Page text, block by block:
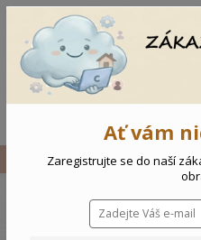
Vše Dětské šaty Růže
Dětské šaty
Ať vám
Zaregistrujte se do naší